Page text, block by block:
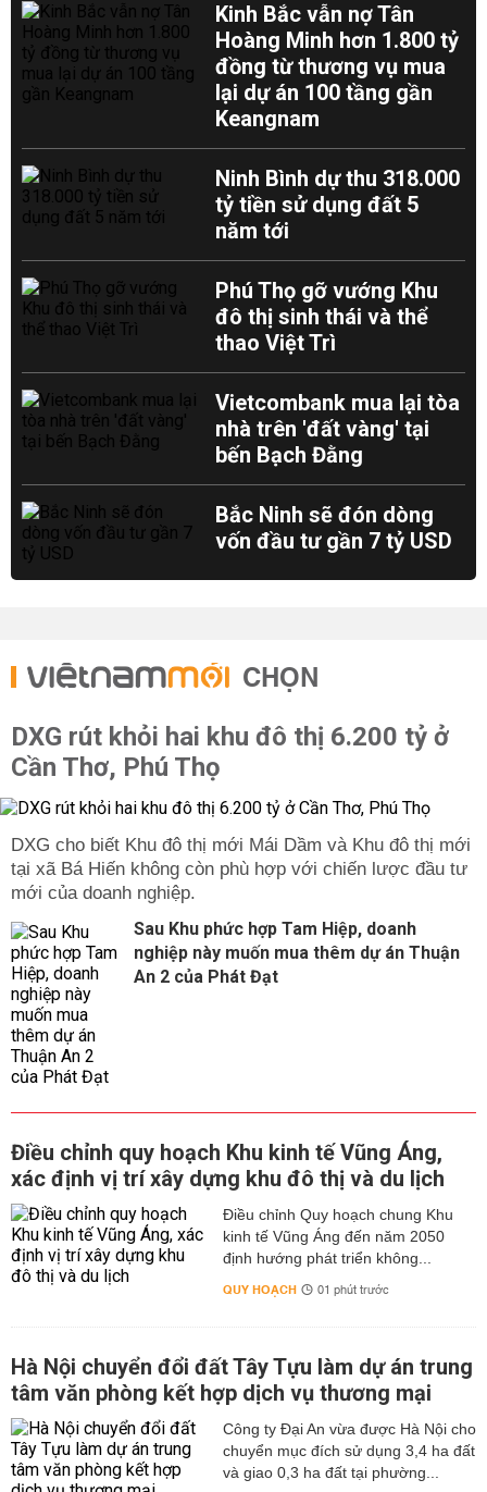
Kinh Bắc vẫn nợ Tân
Hoàng Minh hơn 1.800 tỷ
đồng từ thương vụ mua
lại dự án 100 tầng gần
Keangnam
Ninh Bình dự thu 318.000
tỷ tiền sử dụng đất 5
năm tới
Phú Thọ gỡ vướng Khu
đô thị sinh thái và thể
thao Việt Trì
Vietcombank mua lại tòa
nhà trên 'đất vàng' tại
bến Bạch Đằng
Bắc Ninh sẽ đón dòng
vốn đầu tư gần 7 tỷ USD
CHỌN
DXG rút khỏi hai khu đô thị 6.200 tỷ ở
Cần Thơ, Phú Thọ
DXG cho biết Khu đô thị mới Mái Dầm và Khu đô thị mới
tại xã Bá Hiến không còn phù hợp với chiến lược đầu tư
mới của doanh nghiệp.
Sau Khu phức hợp Tam Hiệp, doanh
nghiệp này muốn mua thêm dự án Thuận
An 2 của Phát Đạt
Điều chỉnh quy hoạch Khu kinh tế Vũng Áng,
xác định vị trí xây dựng khu đô thị và du lịch
Điều chỉnh Quy hoạch chung Khu
kinh tế Vũng Áng đến năm 2050
định hướng phát triển không...
QUY HOẠCH 01 phút trước
Hà Nội chuyển đổi đất Tây Tựu làm dự án trung
tâm văn phòng kết hợp dịch vụ thương mại
Công ty Đại An vừa được Hà Nội cho
chuyển mục đích sử dụng 3,4 ha đất
và giao 0,3 ha đất tại phường...